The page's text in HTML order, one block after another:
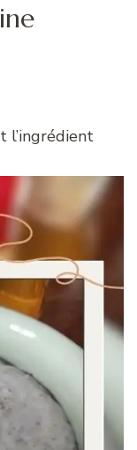
l’ingrédient